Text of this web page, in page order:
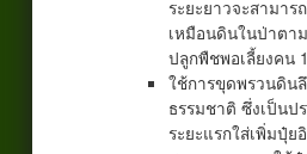
ระยะยาวจะสามา
เหมือนดินในป่าตา
ปลูกพืชพอเลี้ยงคน
ใช้การขุดพรวนดิน
ธรรมชาติ ซึ่งเป็นป
ระยะแรกใส่เพิ่มปุ๋